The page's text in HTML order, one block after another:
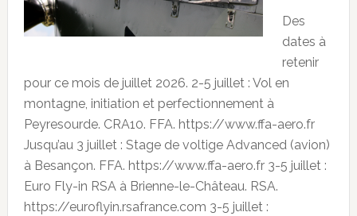
Des
dates à
retenir
pour ce mois de juillet 2026. 2-5 juillet : Vol en
montagne, initiation et perfectionnement à
Peyresourde. CRA10. FFA. https://www.ffa-aero.fr
Jusqu’au 3 juillet : Stage de voltige Advanced (avion)
à Besançon. FFA. https://www.ffa-aero.fr 3-5 juillet :
Euro Fly-in RSA à Brienne-le-Château. RSA.
https://euroflyin.rsafrance.com 3-5 juillet :